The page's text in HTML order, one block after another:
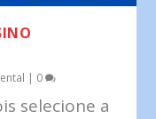
| 0
selecione a